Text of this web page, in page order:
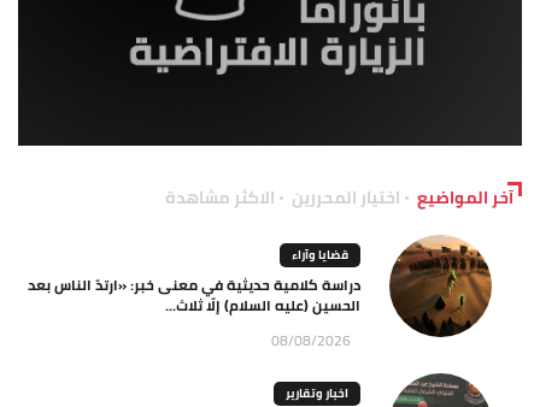
آخر المواضيع اختيار المحررين الاكثر مشاهدة
قضايا وآراء
دراسة كلامية حديثية في معنى خبر: «ارتدّ الناس بعد
الحسين (عليه السلام) إلّا ثلاث...
08/08/2026
اخبار وتقارير